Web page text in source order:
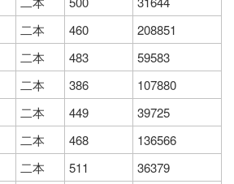
二本 460
208851
二本 483
59583
二本 386
107880
二本 449
39725
二本 468
136566
二本 511
36379